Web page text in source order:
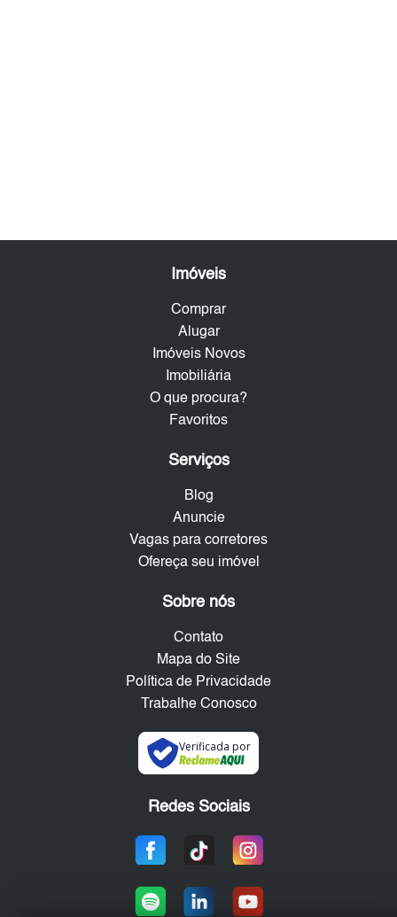
Imóveis
Comprar
Alugar
Imóveis Novos
Imobiliária
O que procura?
Favoritos
Serviços
Blog
Anuncie
Vagas para corretores
Ofereça seu imóvel
Sobre nós
Contato
Mapa do Site
Política de Privacidade
Trabalhe Conosco
Verificada por
Redes Sociais